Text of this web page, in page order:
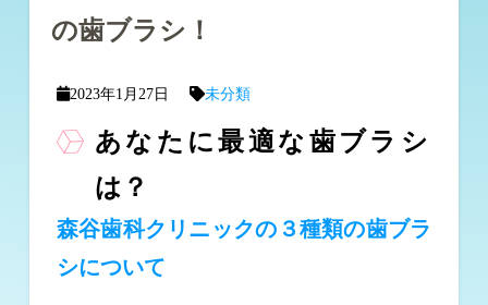
の歯ブラシ！
2023年1月27日 未分類
あなたに最適な歯ブラシ
は？
森谷歯科クリニックの３種類の歯ブラ
シについて